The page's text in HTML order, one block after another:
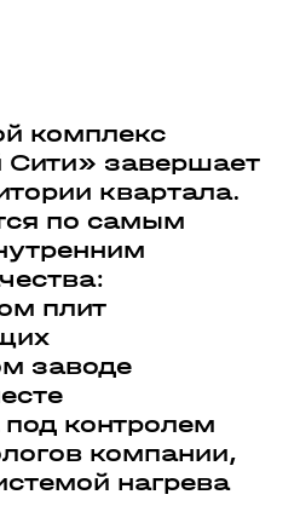
комплекс
Сити» завершает
квартала.
по самым
плит
заводе
под контролем
компании,
нагрева